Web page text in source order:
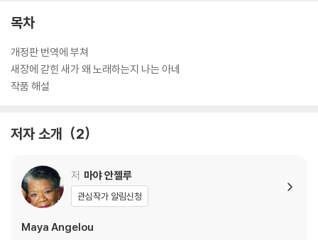
유년기에서 청소년 시절까지 13년의 파란만장한 삶을 진솔하게 기록하며
작품은 미국문학에 새로운 방향을 제시했을 뿐 아니라 인종과 국가, 세대
를 넘어 수많은 독자에게 감동과 영감을 선사했다. 영문학자이자 문학평론
가인 김욱동 교수는 초판을 번역한 지 18년 만에 이번 개정판을 준비하면
개역 작업에 심혈을 기울였다. 이번 개정판에는 상세한 ‘작품 해설’과 더불
역에 부쳐’를 수록했다.
질곡의 삶에서 고통과 분노를 자유와 희망의 노래로 승화시켜 눈부시도록
찬란하게 펼쳐낸 수작, 《새장에 갇힌 새가 왜 노래하는지 나는 아네》가 마
목차
개정판 번역에 부쳐
새장에 갇힌 새가 왜 노래하는지 나는 아네
작품 해설
저자 소개 2
저 마야 안젤루
관심작가 알림신청
Maya Angelou